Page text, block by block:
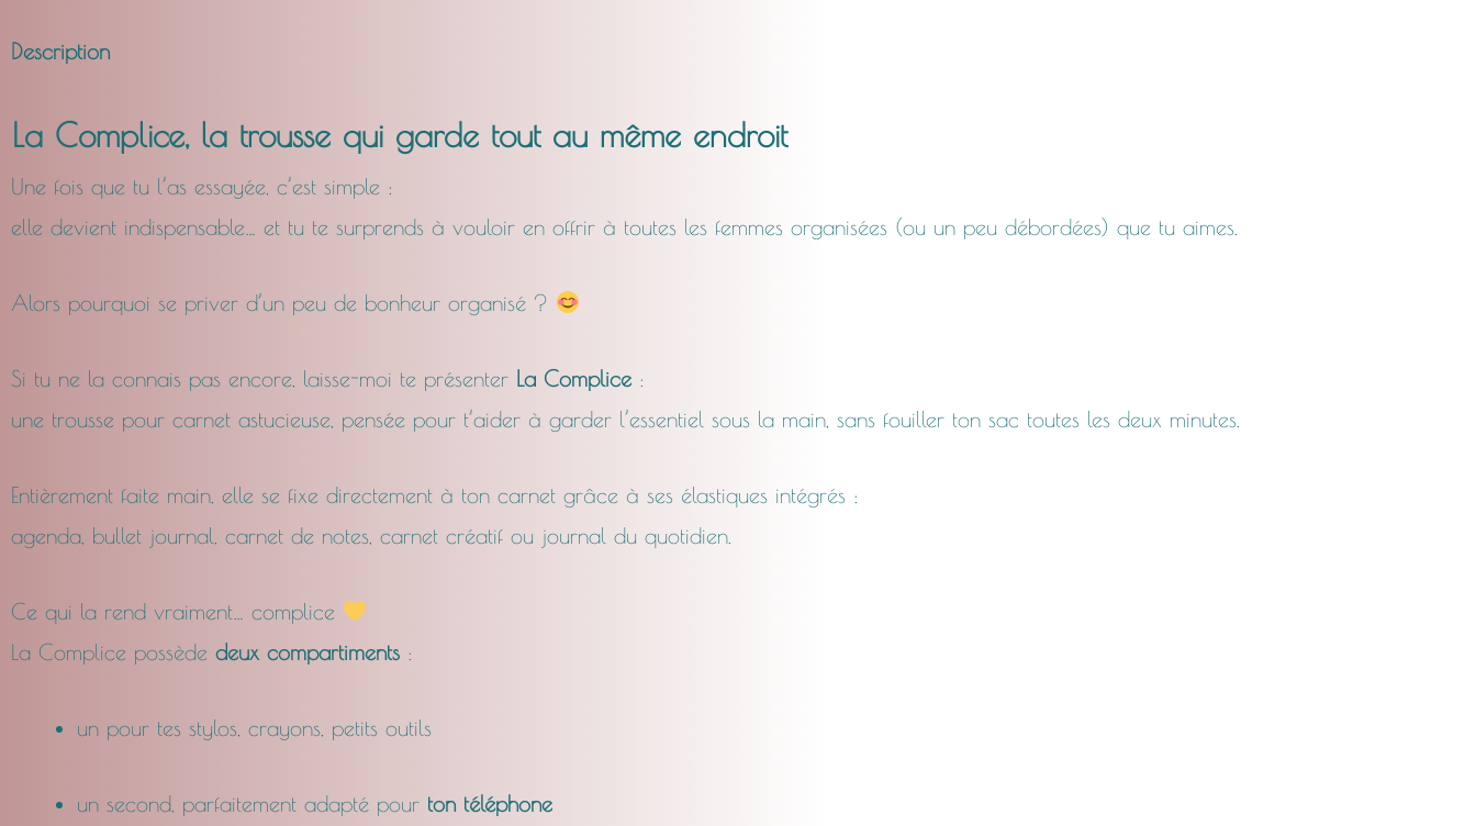
Description
La Complice, la trousse qui garde tout au même endroit
Une fois que tu l’as essayée, c’est simple :
elle devient indispensable… et tu te surprends à vouloir en offrir à toutes les femmes organisées (ou un peu débordées) que tu aimes.
Alors pourquoi se priver d’un peu de bonheur organisé ?
Si tu ne la connais pas encore, laisse-moi te présenter La Complice :
une trousse pour carnet astucieuse, pensée pour t’aider à garder l’essentiel sous la main, sans fouiller ton sac toutes les deux minutes.
Entièrement faite main, elle se fixe directement à ton carnet grâce à ses élastiques intégrés :
agenda, bullet journal, carnet de notes, carnet créatif ou journal du quotidien.
Ce qui la rend vraiment… complice
La Complice possède deux compartiments :
un pour tes stylos, crayons, petits outils
un second, parfaitement adapté pour ton téléphone